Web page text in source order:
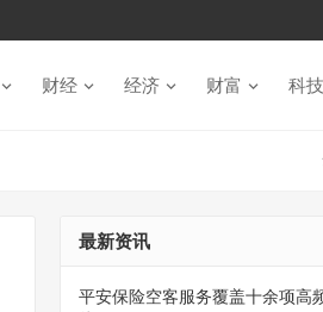
财经 经济 财富 科技
最新资讯
平安保险空客服务覆盖十余项高